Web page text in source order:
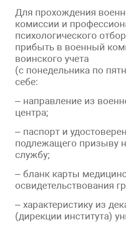
Для прохождения
комиссии и
психологического
прибыть в военный
воинского учета
(с понедельника по
себе:
– направление из
центра;
– паспорт и
подлежащего призыву
службу;
– бланк карты
освидетельствования
– характеристику из
(дирекции института)